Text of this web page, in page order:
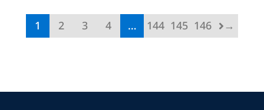
1 2 3 4 … 144 145 146 →